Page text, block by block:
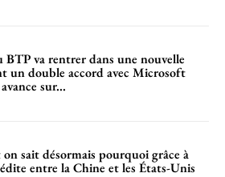
BTP va rentrer dans une nouvelle
un double accord avec Microsoft
sur...
sait désormais pourquoi grâce à
entre la Chine et les États-Unis